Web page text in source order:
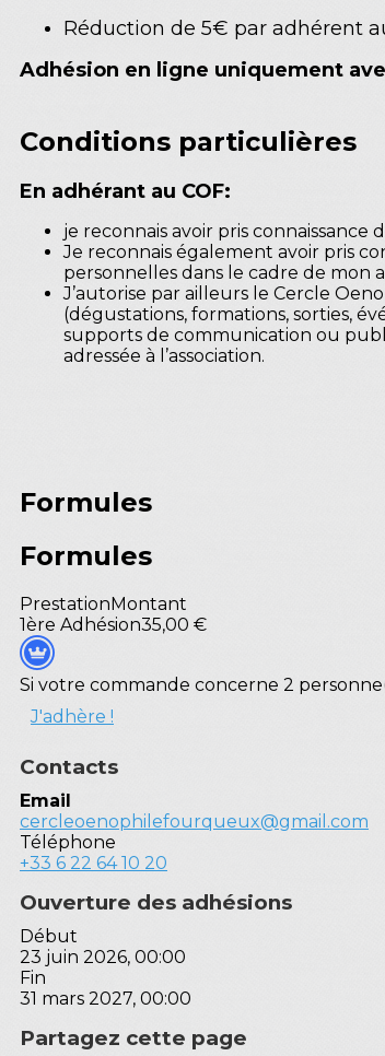
Réduction de 5€ par adhérent
Adhésion en ligne uniquement
Conditions particulières
En adhérant au COF:
je reconnais avoir pris connaissance
Je reconnais également avoir pris
personnelles dans le cadre de mon
J’autorise par ailleurs le Cercle
(dégustations, formations, sorties,
supports de communication ou
adressée à l’association.
Formules
Formules
PrestationMontant
1ère Adhésion35,00 €
Si votre commande concerne 2
J'adhère !
Contacts
Email
cercleoenophilefourqueux@gmail.com
Téléphone
+33 6 22 64 10 20
Ouverture des adhésions
Début
23 juin 2026, 00:00
Fin
31 mars 2027, 00:00
Partagez cette page